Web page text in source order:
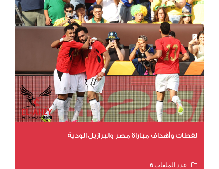
لقطات وأهداف مباراة مصر والبرازيل الودية
عدد الملفات 6